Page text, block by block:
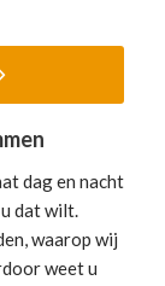
dag en nacht
dat wilt.
waarop wij
weet u